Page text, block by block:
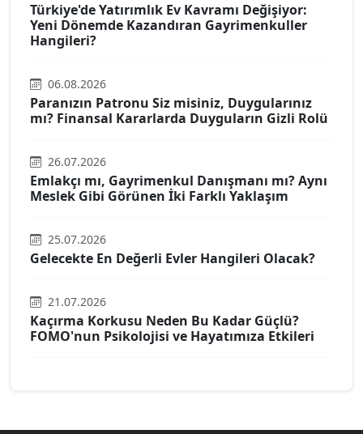
Türkiye'de Yatırımlık Ev Kavramı Değişiyor:
Yeni Dönemde Kazandıran Gayrimenkuller
Hangileri?
06.08.2026
Paranızın Patronu Siz misiniz, Duygularınız
mı? Finansal Kararlarda Duyguların Gizli Rolü
26.07.2026
Emlakçı mı, Gayrimenkul Danışmanı mı? Aynı
Meslek Gibi Görünen İki Farklı Yaklaşım
25.07.2026
Gelecekte En Değerli Evler Hangileri Olacak?
21.07.2026
Kaçırma Korkusu Neden Bu Kadar Güçlü?
FOMO'nun Psikolojisi ve Hayatımıza Etkileri